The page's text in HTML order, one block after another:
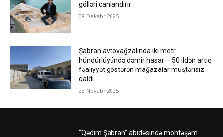
gölləri canlandırır
08 Dekabr 2025
Şabran avtovağzalında iki metr
hündürlüyündə dəmir hasar – 50 ildən artıq
fəaliyyət göstərən mağazalar müştərisiz
qaldı
23 Noyabr 2025
“Qədim Şabran” abidəsində möhtəşəm